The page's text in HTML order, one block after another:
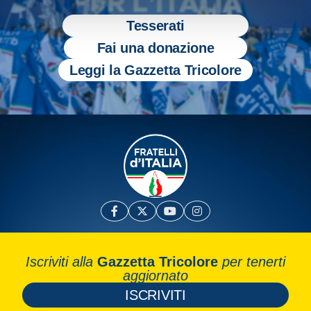
Tesserati
Fai una donazione
Leggi la Gazzetta Tricolore
Iscriviti alla Gazzetta Tricolore per tenerti
aggiornato
ISCRIVITI